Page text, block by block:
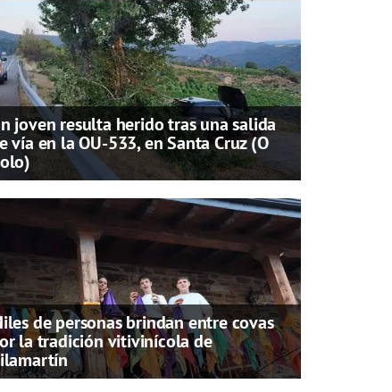
joven resulta herido tras una salida
vía en la OU-533, en Santa Cruz (O
de personas brindan entre covas
la tradición vitivinícola de